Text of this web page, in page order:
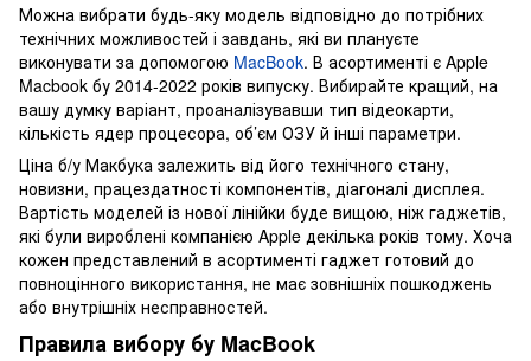
Можна вибрати будь-яку модель відповідно до потрібних
технічних можливостей і завдань, які ви плануєте
виконувати за допомогою MacBook. В асортименті є Apple
Macbook бу 2014-2022 років випуску. Вибирайте кращий, на
вашу думку варіант, проаналізувавши тип відеокарти,
кількість ядер процесора, об’єм ОЗУ й інші параметри.
Ціна б/у Макбука залежить від його технічного стану,
новизни, працездатності компонентів, діагоналі дисплея.
Вартість моделей із нової лінійки буде вищою, ніж гаджетів,
які були вироблені компанією Apple декілька років тому. Хоча
кожен представлений в асортименті гаджет готовий до
повноцінного використання, не має зовнішніх пошкоджень
або внутрішніх несправностей.
Правила вибору бу MacBook